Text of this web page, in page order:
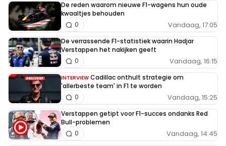
De reden waarom nieuwe F1-wagens hun oude
kwaaltjes behouden
Vandaag, 17:05
0
De verrassende F1-statistiek waarin Hadjar
Verstappen het nakijken geeft
Vandaag, 16:15
0
INTERVIEW Cadillac onthult strategie om
'allerbeste team' in F1 te worden
Vandaag, 15:25
0
Verstappen getipt voor F1-succes ondanks Red
Bull-problemen
Vandaag, 14:45
0